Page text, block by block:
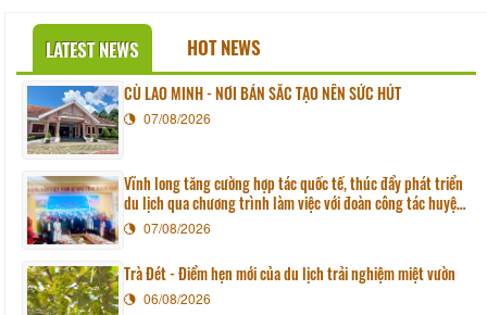
LATEST NEWS HOT NEWS
CÙ LAO MINH - NƠI BẢN SẮC TẠO NÊN SỨC HÚT
07/08/2026
Vĩnh long tăng cường hợp tác quốc tế, thúc đẩy phát triển
du lịch qua chương trình làm việc với đoàn công tác huyện
Sunchang (Hàn quốc)
07/08/2026
Trà Đét - Điểm hẹn mới của du lịch trải nghiệm miệt vườn
06/08/2026